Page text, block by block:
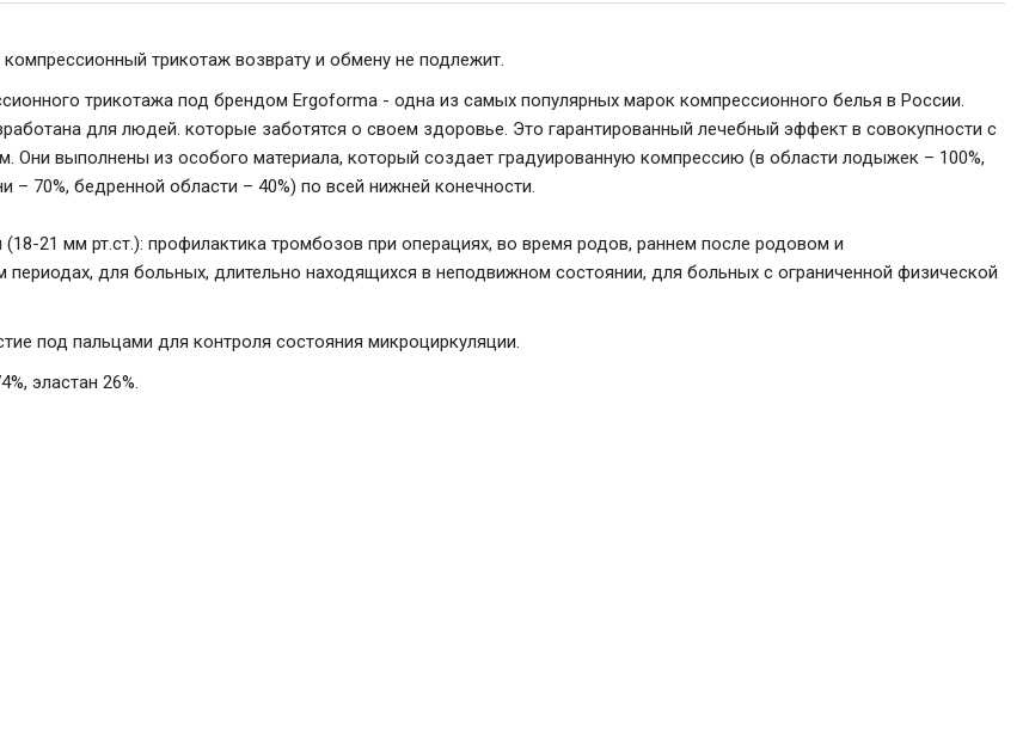
компрессионный трикотаж возврату и обмену не подлежит.
трикотажа под брендом Ergoforma - одна из самых популярных марок компрессионного белья в России.
для людей. которые заботятся о своем здоровье. Это гарантированный лечебный эффект в совокупности с
Они выполнены из особого материала, который создает градуированную компрессию (в области лодыжек – 100%,
– 70%, бедренной области – 40%) по всей нижней конечности.
(18-21 мм рт.ст.): профилактика тромбозов при операциях, во время родов, раннем после родовом и
периодах, для больных, длительно находящихся в неподвижном состоянии, для больных с ограниченной физической
под пальцами для контроля состояния микроциркуляции.
эластан 26%.